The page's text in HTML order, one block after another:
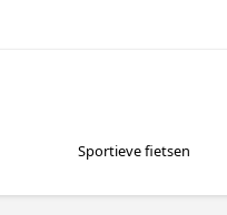
Sportieve fietsen